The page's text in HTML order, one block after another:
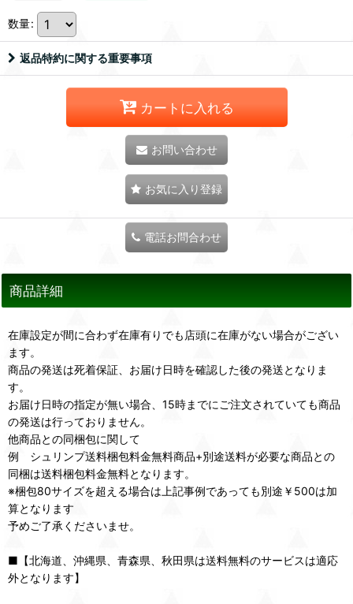
数量:
返品特約に関する重要事項
カートに入れる
お問い合わせ
お気に入り登録
電話お問合わせ
商品詳細
在庫設定が間に合わず在庫有りでも店頭に在庫がない場合がござい
ます。
商品の発送は死着保証、お届け日時を確認した後の発送となりま
す。
お届け日時の指定が無い場合、15時までにご注文されていても商品
の発送は行っておりません。
他商品との同梱包に関して
例 シュリンプ送料梱包料金無料商品+別途送料が必要な商品との
同梱は送料梱包料金無料となります。
※梱包80サイズを超える場合は上記事例であっても別途￥500は加
算となります
予めご了承くださいませ。
■【北海道、沖縄県、青森県、秋田県は送料無料のサービスは適応
外となります】